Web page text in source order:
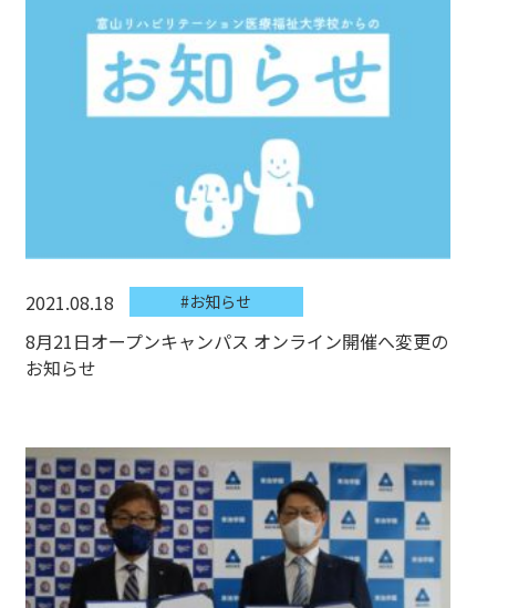
2021.08.18 #お知らせ
8月21日オープンキャンパス オンライン開催へ変更の
お知らせ